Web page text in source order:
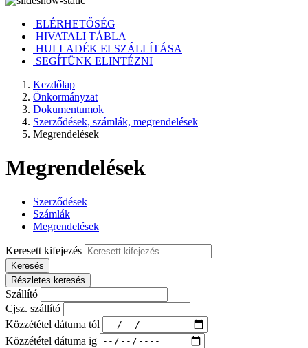
ELÉRHETŐSÉG
HIVATALI TÁBLA
HULLADÉK ELSZÁLLÍTÁSA
SEGÍTÜNK ELINTÉZNI
Kezdőlap
Önkormányzat
Dokumentumok
Szerződések, számlák, megrendelések
Megrendelések
Megrendelések
Szerződések
Számlák
Megrendelések
Keresett kifejezés
Keresés
Részletes keresés
Szállító
Cjsz. szállító
Közzététel dátuma tól
Közzététel dátuma ig